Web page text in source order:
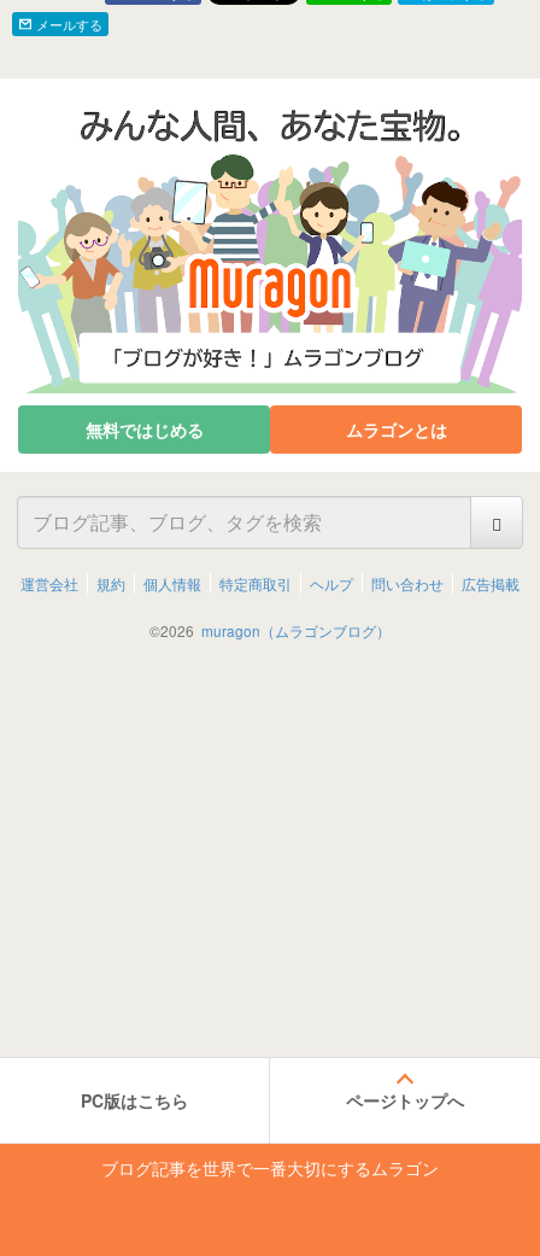
メールする
無料ではじめる ムラゴンとは
運営会社 規約 個人情報 特定商取引 ヘルプ 問い合わせ 広告掲載
©2026 muragon（ムラゴンブログ）
PC版はこちら ページトップへ
ブログ記事を世界で一番大切にするムラゴン